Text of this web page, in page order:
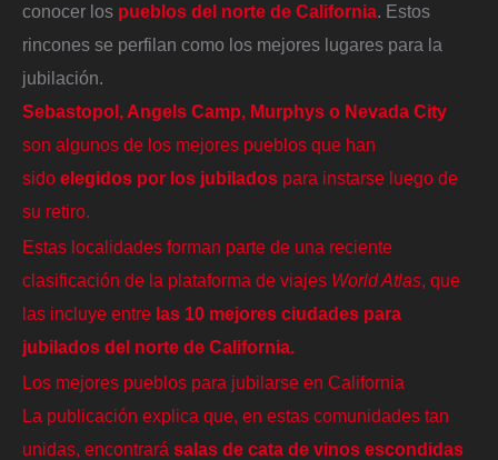
conocer los pueblos del norte de California. Estos
rincones se perfilan como los mejores lugares para la
jubilación.
Sebastopol, Angels Camp, Murphys o Nevada City
son algunos de los mejores pueblos que han
sido elegidos por los jubilados para instarse luego de
su retiro.
Estas localidades forman parte de una reciente
clasificación de la plataforma de viajes World Atlas, que
las incluye entre las 10 mejores ciudades para
jubilados del norte de California.
Los mejores pueblos para jubilarse en California
La publicación explica que, en estas comunidades tan
unidas, encontrará salas de cata de vinos escondidas